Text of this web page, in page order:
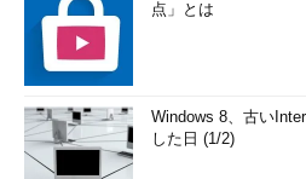
点」とは
Windows 8、古い
した日 (1/2)